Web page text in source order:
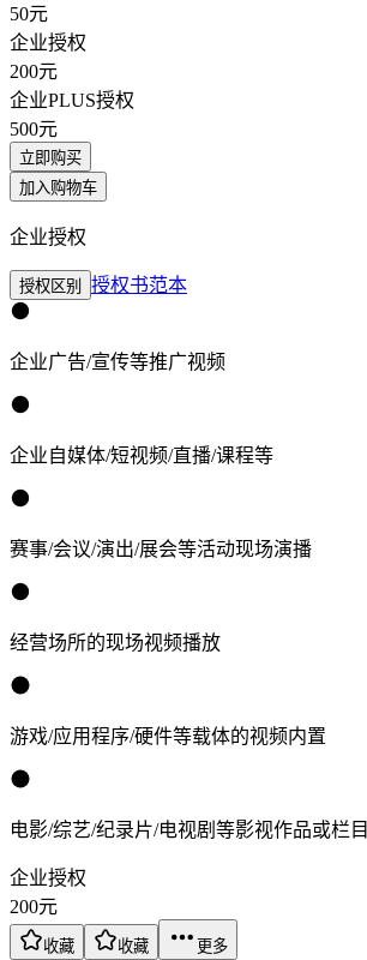
50元
企业授权
200元
企业PLUS授权
500元
立即购买
加入购物车
企业授权
授权区别 授权书范本
企业广告/宣传等推广视频
企业自媒体/短视频/直播/课程等
赛事/会议/演出/展会等活动现场演播
经营场所的现场视频播放
游戏/应用程序/硬件等载体的视频内置
电影/综艺/纪录片/电视剧等影视作品或栏目
企业授权
200元
收藏 收藏 更多